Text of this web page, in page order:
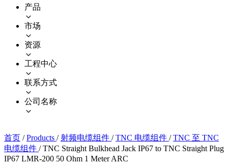
产品
市场
资源
工程中心
联系方式
公司名称
首页 / Products / 射频电缆组件 / TNC 电缆组件 / TNC 至 TNC
电缆组件 / TNC Straight Bulkhead Jack IP67 to TNC Straight Plug
IP67 LMR-200 50 Ohm 1 Meter ARC